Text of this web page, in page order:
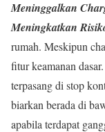
Meninggalkan
Meningkatkan
rumah. Meskipun
fitur keamanan
terpasang di stop
biarkan berada di
apabila terdapat